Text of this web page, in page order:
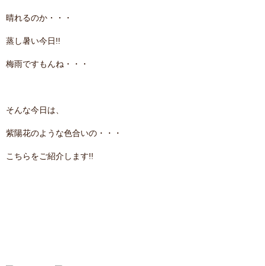
contact
晴れるのか・・・
蒸し暑い今日!!
梅雨ですもんね・・・
そんな今日は、
紫陽花のような色合いの・・・
こちらをご紹介します!!